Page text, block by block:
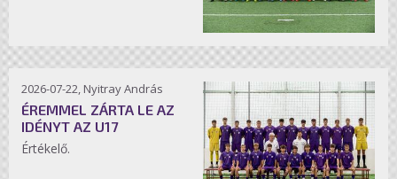
2026-07-22, Nyitray András
ÉREMMEL ZÁRTA LE AZ
IDÉNYT AZ U17
Értékelő.